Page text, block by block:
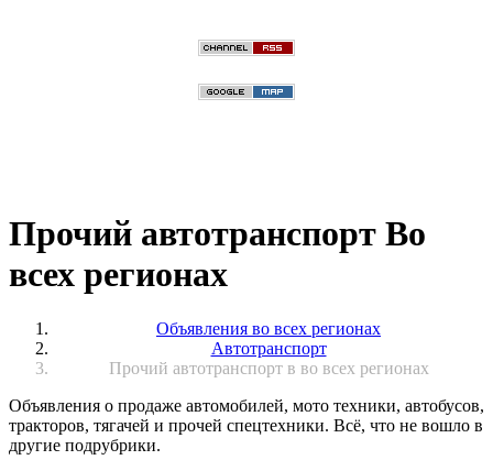
Прочий автотранспорт Во
всех регионах
Объявления во всех регионах
Автотранспорт
Прочий автотранспорт в во всех регионах
Объявления о продаже автомобилей, мото техники, автобусов,
тракторов, тягачей и прочей спецтехники. Всё, что не вошло в
другие подрубрики.